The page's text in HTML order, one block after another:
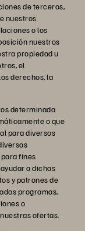
de terceros,
nuestros
o los
nuestros
propiedad u
el
derechos, la
determinada
o que
para diversos
fines
a dichas
y patrones de
programas,
o
ofertas.